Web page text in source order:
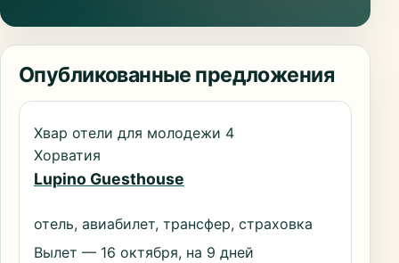
Опубликованные предложения
Хвар отели для молодежи 4
Хорватия
Lupino Guesthouse
отель, авиабилет, трансфер, страховка
Вылет — 16 октября, на 9 дней